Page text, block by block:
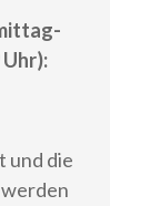
und die